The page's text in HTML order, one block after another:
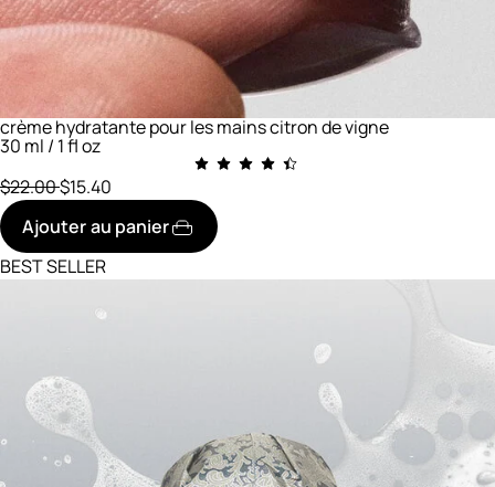
crème hydratante pour les mains citron de vigne
30 ml / 1 fl oz
prix initial
$22.00réduit à
$15.40
Ajouter au panier
BEST SELLER